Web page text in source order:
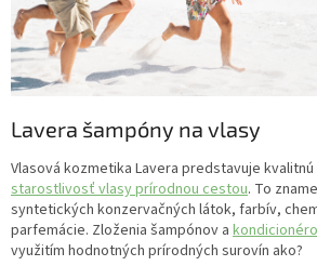
Lavera šampóny na vlasy
Vlasová kozmetika Lavera predstavuje
starostlivosť vlasy prírodnou cestou. To
syntetických konzervačných látok, farbív,
parfemácie. Zloženia šampónov a
využitím hodnotných prírodných surovín ako?